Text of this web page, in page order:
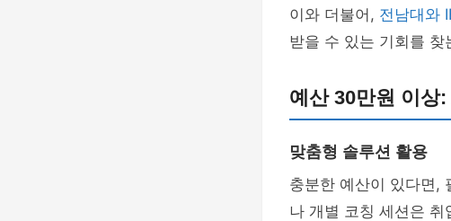
이와 더불어, 전남대와
받을 수 있는 기회를 찾
예산 30만원 이상:
맞춤형 솔루션 활용
충분한 예산이 있다면,
나 개별 코칭 세션은